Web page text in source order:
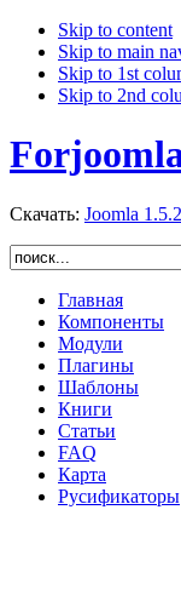
Skip to content
Skip to main
Skip to 1st
Skip to 2nd
Скачать: Joomla
Главная
Компоненты
Модули
Плагины
Шаблоны
Книги
Статьи
FAQ
Карта
Русификаторы